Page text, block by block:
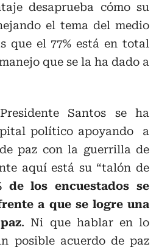
desaprueba cómo su
el tema del medio
que el 77% está en total
que se la ha dado a
Santos se ha
político apoyando a
paz con la guerrilla de
aquí está su “talón de
de los encuestados se
a que se logre una
. Ni que hablar en lo
posible acuerdo de paz